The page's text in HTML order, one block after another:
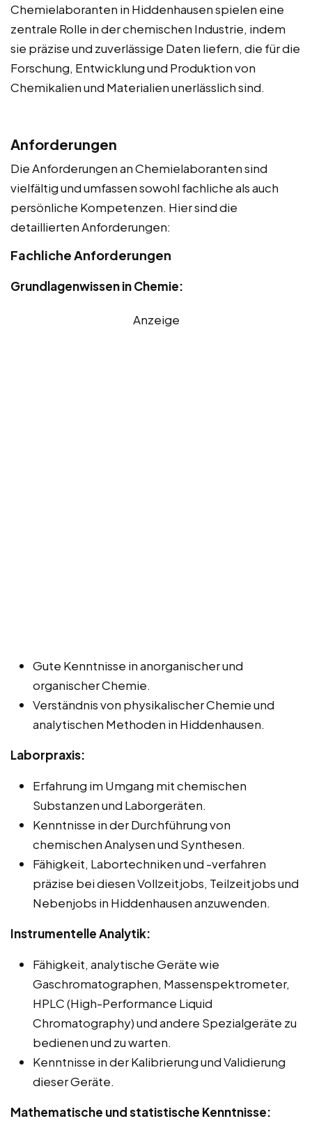
Chemielaboranten in Hiddenhausen spielen eine
zentrale Rolle in der chemischen Industrie, indem
sie präzise und zuverlässige Daten liefern, die für die
Forschung, Entwicklung und Produktion von
Chemikalien und Materialien unerlässlich sind.
Anforderungen
Die Anforderungen an Chemielaboranten sind
vielfältig und umfassen sowohl fachliche als auch
persönliche Kompetenzen. Hier sind die
detaillierten Anforderungen:
Fachliche Anforderungen
Grundlagenwissen in Chemie:
Anzeige
Gute Kenntnisse in anorganischer und
organischer Chemie.
Verständnis von physikalischer Chemie und
analytischen Methoden in Hiddenhausen.
Laborpraxis:
Erfahrung im Umgang mit chemischen
Substanzen und Laborgeräten.
Kenntnisse in der Durchführung von
chemischen Analysen und Synthesen.
Fähigkeit, Labortechniken und -verfahren
präzise bei diesen Vollzeitjobs, Teilzeitjobs und
Nebenjobs in Hiddenhausen anzuwenden.
Instrumentelle Analytik:
Fähigkeit, analytische Geräte wie
Gaschromatographen, Massenspektrometer,
HPLC (High-Performance Liquid
Chromatography) und andere Spezialgeräte zu
bedienen und zu warten.
Kenntnisse in der Kalibrierung und Validierung
dieser Geräte.
Mathematische und statistische Kenntnisse: